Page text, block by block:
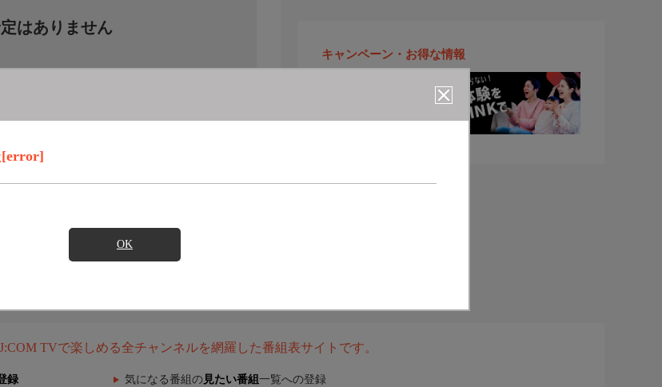
[error]
OK
はありません
キャンペーン・お得な情報
TVで楽しめる全チャンネルを網羅した番組表サイトです。
録 気になる番組の 見たい番組 一覧への登録